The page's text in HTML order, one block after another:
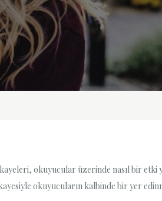
okuyucular üzerinde nasıl bir etki
okuyucuların kalbinde bir yer